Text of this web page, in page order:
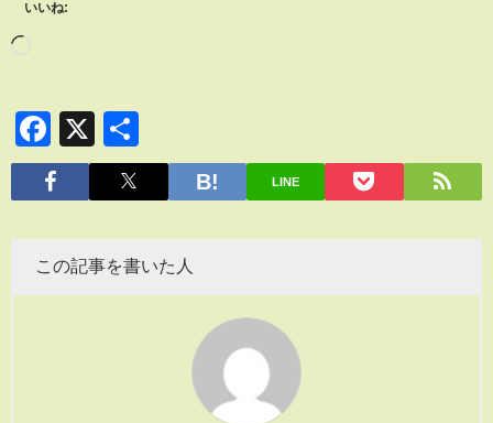
いいね:
Facebook
X
有
LINE
この記事を書いた人